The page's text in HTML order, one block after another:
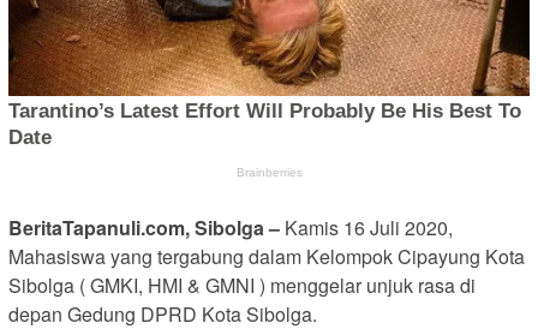
BeritaTapanuli.com, Sibolga – Kamis 16 Juli 2020,
Mahasiswa yang tergabung dalam Kelompok Cipayung Kota
Sibolga ( GMKI, HMI & GMNI ) menggelar unjuk rasa di
depan Gedung DPRD Kota Sibolga.